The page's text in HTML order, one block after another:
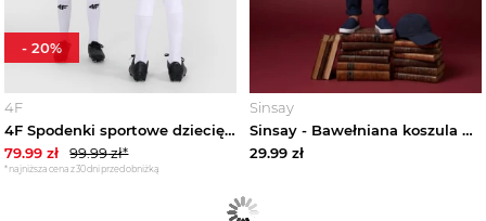
4F
4F Spodenki sportowe dziecięce 4F JUNIOR x Robert Lewandowski - czerwone 158 / 164 (12-14 lat)
79.99 zł 99.99zł*
*najniższa cena z 30 dni przed obniżką
-20%
Sinsay
Sinsay - Bawełniana koszula popelinowa z krawatem - biały
29.99 zł